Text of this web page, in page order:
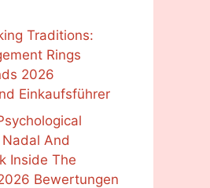
Traditions:
Rings
2026
Einkaufsführer
And
Inside The
Bewertungen